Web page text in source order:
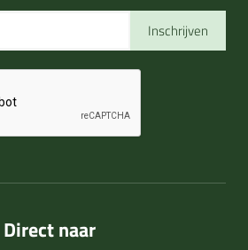
Inschrijven
Direct naar